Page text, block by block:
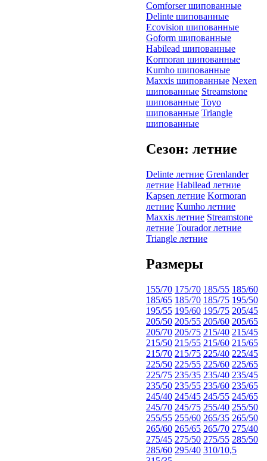
Comforser шипованные
Delinte шипованные
Ecovision шипованные
Goform шипованные
Habilead шипованные
Kormoran шипованные
Kumho шипованные
Maxxis шипованные Nexen
шипованные Streamstone
шипованные Toyo
шипованные Triangle
шипованные
Сезон: летние
Delinte летние Grenlander
летние Habilead летние
Kapsen летние Kormoran
летние Kumho летние
Maxxis летние Streamstone
летние Tourador летние
Triangle летние
Размеры
155/70 175/70 185/55 185/60
185/65 185/70 185/75 195/50
195/55 195/60 195/75 205/45
205/50 205/55 205/60 205/65
205/70 205/75 215/40 215/45
215/50 215/55 215/60 215/65
215/70 215/75 225/40 225/45
225/50 225/55 225/60 225/65
225/75 235/35 235/40 235/45
235/50 235/55 235/60 235/65
245/40 245/45 245/55 245/65
245/70 245/75 255/40 255/50
255/55 255/60 265/35 265/50
265/60 265/65 265/70 275/40
275/45 275/50 275/55 285/50
285/60 295/40 310/10,5